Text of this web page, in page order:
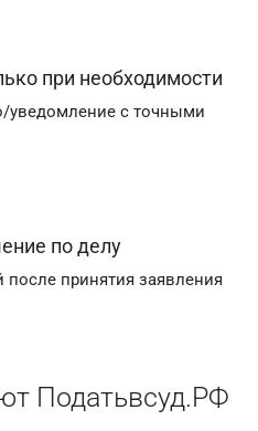
при необходимости
уведомление с точными
по делу
принятия заявления
Податьвсуд.РФ